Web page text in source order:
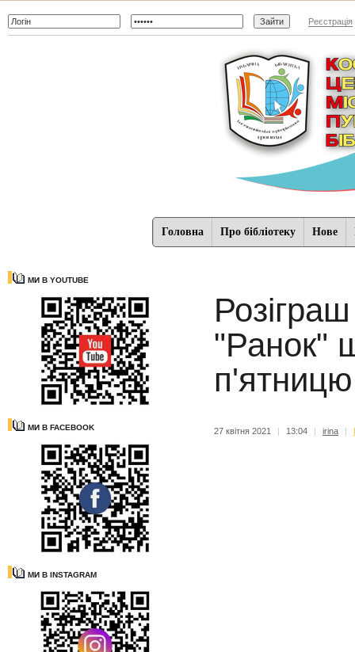
Реєстрація
Головна Про бібліотеку Нове
МИ В YOUTUBE
МИ В FACEBOOK
МИ В INSTAGRAM
"Ранок"
27 квітня 2021 | 13:04 | irina |